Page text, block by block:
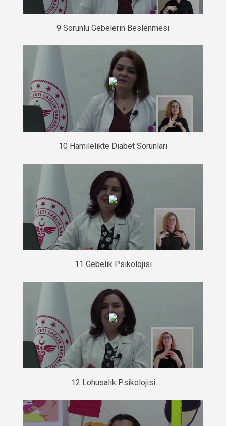
9 Sorunlu Gebelerin Beslenmesi
10 Hamilelikte Diabet Sorunları
11 Gebelik Psikolojisi
12 Lohusalık Psikolojisi